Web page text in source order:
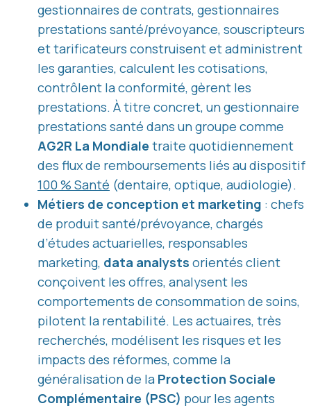
gestionnaires de contrats, gestionnaires
prestations santé/prévoyance, souscripteurs
et tarificateurs construisent et administrent
les garanties, calculent les cotisations,
contrôlent la conformité, gèrent les
prestations. À titre concret, un gestionnaire
prestations santé dans un groupe comme
AG2R La Mondiale traite quotidiennement
des flux de remboursements liés au dispositif
100 % Santé (dentaire, optique, audiologie).
Métiers de conception et marketing : chefs
de produit santé/prévoyance, chargés
d’études actuarielles, responsables
marketing, data analysts orientés client
conçoivent les offres, analysent les
comportements de consommation de soins,
pilotent la rentabilité. Les actuaires, très
recherchés, modélisent les risques et les
impacts des réformes, comme la
généralisation de la Protection Sociale
Complémentaire (PSC) pour les agents